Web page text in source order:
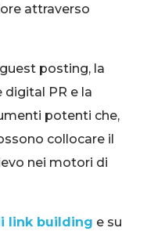
attraverso
posting, la
digital PR e la
potenti che,
collocare il
nei motori di
link building e su